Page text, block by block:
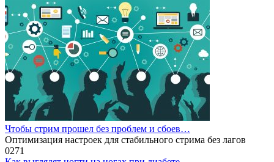
Чтобы стрим прошел без проблем и сбоев…
Оптимизация настроек для стабильного стрима без лагов
0271